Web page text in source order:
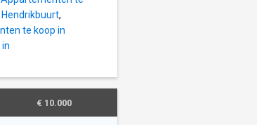
,
te koop in
€ 10.000